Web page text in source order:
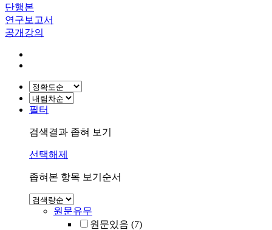
단행본
연구보고서
공개강의
필터
검색결과 좁혀 보기
선택해제
좁혀본 항목 보기순서
원문유무
원문있음 (7)